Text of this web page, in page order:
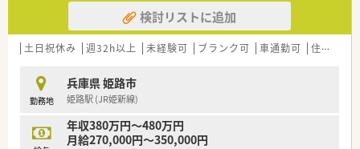
検討リストに追加
土日祝休み 週32h以上 未経験可 ブランク可 車通勤可 住宅補助(手当)あり
勤務地
兵庫県 姫路市
姫路駅 (JR姫新線)
年収380万円～480万円
月給270,000円～350,000円